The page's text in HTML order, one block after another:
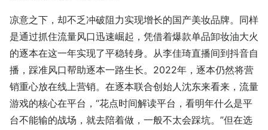
凉意之下，却不乏冲破阻力实现增长的国产美妆品牌。同样
是通过抓住流量风口迅速崛起，凭借着爆款单品卸妆油大火
的逐本在这一年实现了平稳转身。从李佳琦直播间到抖音自
播，踩准风口帮助逐本一路生长。2022年，逐本仍然将营
销重心放在线上营销。在逐本联合创始人沈东来看来，流量
游戏的核心在平台，“花点时间解读平台，看明年什么是平
台不能输的战场，就去陪着做，一般不太会踩坑。”但在选